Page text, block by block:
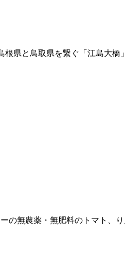
県と鳥取県を繋ぐ「江島大
の無農薬・無肥料のトマト